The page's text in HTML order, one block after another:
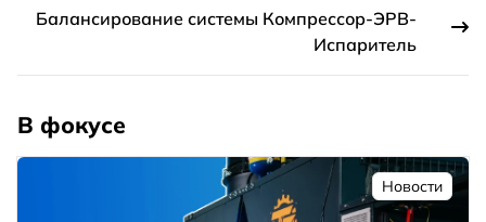
Балансирование системы Компрессор-ЭРВ-
Испаритель
В фокусе
Новости